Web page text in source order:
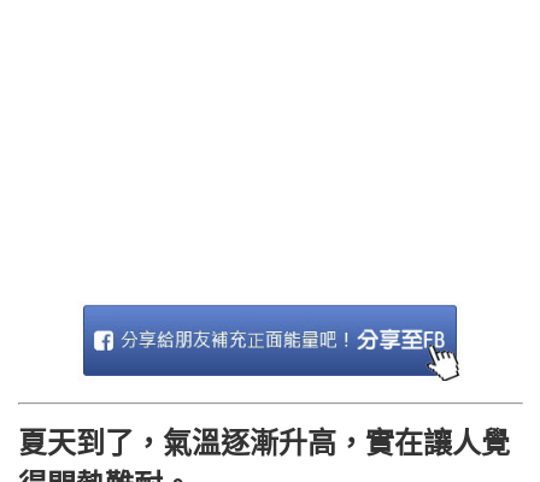
夏天到了，氣溫逐漸升高，實在讓人覺